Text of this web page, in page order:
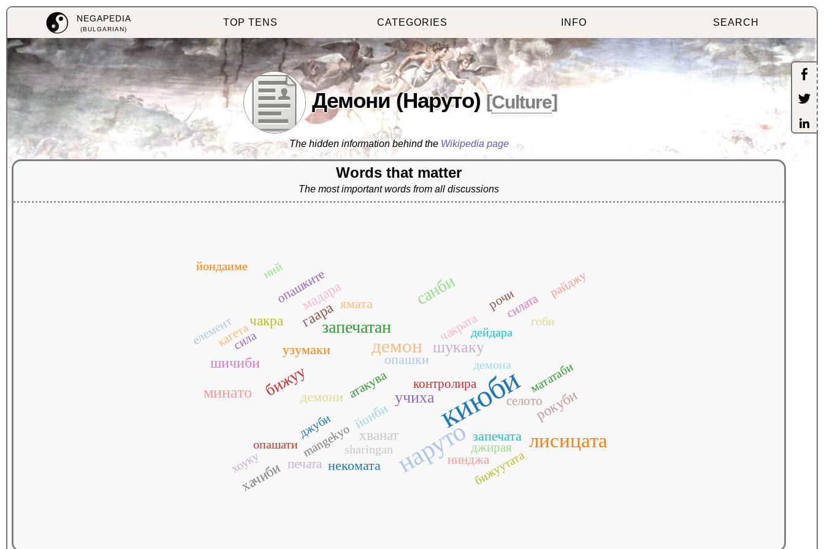
NEGAPEDIA
(BULGARIAN)
TOP TENS CATEGORIES INFO SEARCH
Демони (Наруто) [Culture]
The hidden information behind the Wikipedia page
Words that matter
The most important words from all discussions
киюби
наруто лисицата
демон
запечатан
санби
бижуу
минато учиха
шукаку
гаара
рокуби
шичиби
мадара
хачиби
хванат
чакра
демони
запечата
йонби
некомата
опашки
узумаки
ямата
атакува
джирая
контролира
нинджа
опашките
печата
рочи
селото
силата
чакрата
mangekyosharingan бижуутата
гоби
дейдара
демона
джуби
елемент
йондаиме
кагета
мататаби
ний
опашати
райджу
сила
хоуку